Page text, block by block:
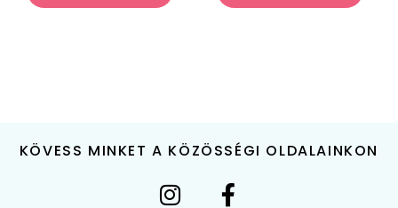
KÖVESS MINKET A KÖZÖSSÉGI OLDALAINKON